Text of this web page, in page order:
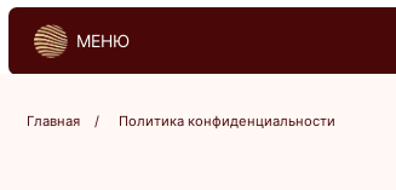
МЕНЮ
МЕНЮ